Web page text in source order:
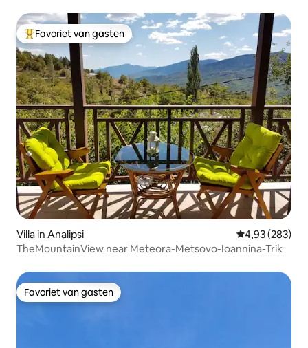
Topfavoriet van gasten
Favoriet van gasten
Villa in Analipsi Gemiddelde
4,93 (283)
TheMountainView near Meteora-Metsovo-Ioannina-Trik
Favoriet van gasten
Favoriet van gasten